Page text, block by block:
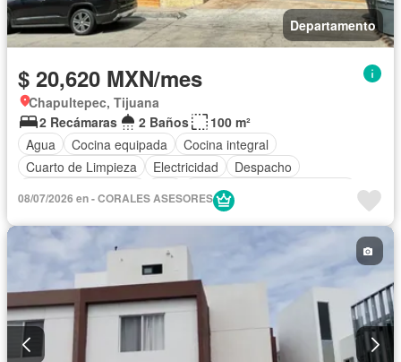
Departamento
$ 20,620 MXN/mes
Chapultepec, Tijuana
2 Recámaras
2 Baños
100 m²
Agua
Cocina equipada
Cocina integral
Cuarto de Limpieza
Electricidad
Despacho
Completamente amueblado
08/07/2026 en - CORALES ASESORES